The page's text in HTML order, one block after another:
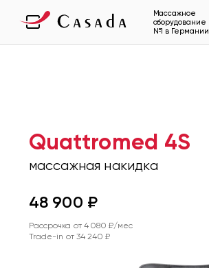
Массажное
оборудование
№1 в Германии
Quattromed 4S
массажная накидка
48 900 ₽
Рассрочка от4 080 ₽/мес
Trade-in от 34 240 ₽